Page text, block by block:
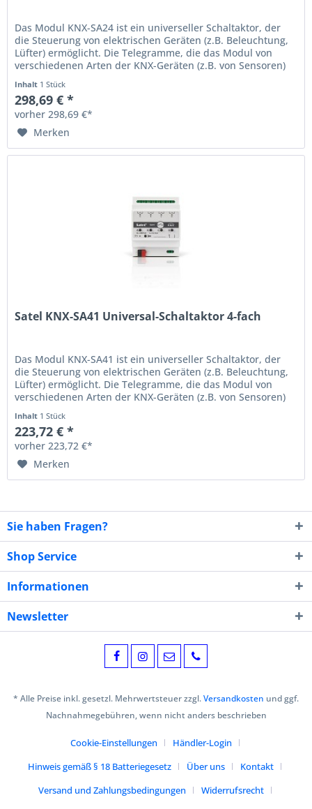
Das Modul KNX-SA24 ist ein universeller Schaltaktor, der
die Steuerung von elektrischen Geräten (z.B. Beleuchtung,
Lüfter) ermöglicht. Die Telegramme, die das Modul von
verschiedenen Arten der KNX-Geräten (z.B. von Sensoren)
Inhalt 1 Stück
298,69 € *
vorher 298,69 €*
Merken
Satel KNX-SA41 Universal-Schaltaktor 4-fach
Das Modul KNX-SA41 ist ein universeller Schaltaktor, der
die Steuerung von elektrischen Geräten (z.B. Beleuchtung,
Lüfter) ermöglicht. Die Telegramme, die das Modul von
verschiedenen Arten der KNX-Geräten (z.B. von Sensoren)
Inhalt 1 Stück
223,72 € *
vorher 223,72 €*
Merken
Sie haben Fragen?
Shop Service
Informationen
Newsletter
* Alle Preise inkl. gesetzl. Mehrwertsteuer zzgl.Versandkosten und ggf.
Nachnahmegebühren, wenn nicht anders beschrieben
Cookie-Einstellungen
Händler-Login
Hinweis gemäß § 18 Batteriegesetz
Über uns
Kontakt
Versand und Zahlungsbedingungen
Widerrufsrecht